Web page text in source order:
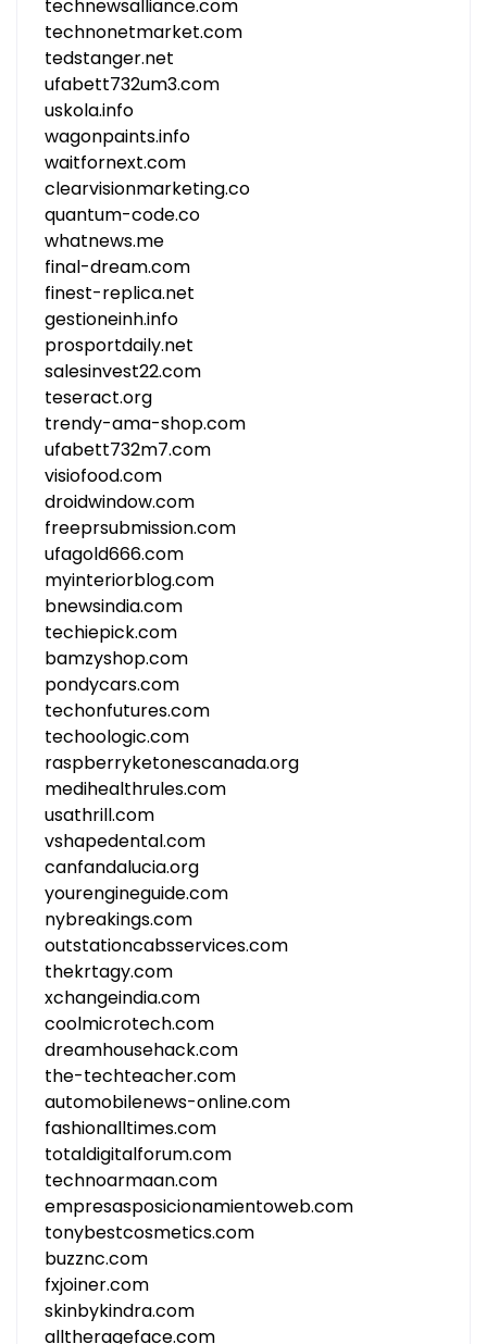
technewsalliance.com
technonetmarket.com
tedstanger.net
ufabett732um3.com
uskola.info
wagonpaints.info
waitfornext.com
clearvisionmarketing.co
quantum-code.co
whatnews.me
final-dream.com
finest-replica.net
gestioneinh.info
prosportdaily.net
salesinvest22.com
teseract.org
trendy-ama-shop.com
ufabett732m7.com
visiofood.com
droidwindow.com
freeprsubmission.com
ufagold666.com
myinteriorblog.com
bnewsindia.com
techiepick.com
bamzyshop.com
pondycars.com
techonfutures.com
techoologic.com
raspberryketonescanada.org
medihealthrules.com
usathrill.com
vshapedental.com
canfandalucia.org
yourengineguide.com
nybreakings.com
outstationcabsservices.com
thekrtagy.com
xchangeindia.com
coolmicrotech.com
dreamhousehack.com
the-techteacher.com
automobilenews-online.com
fashionalltimes.com
totaldigitalforum.com
technoarmaan.com
empresasposicionamientoweb.com
tonybestcosmetics.com
buzznc.com
fxjoiner.com
skinbykindra.com
alltherageface.com